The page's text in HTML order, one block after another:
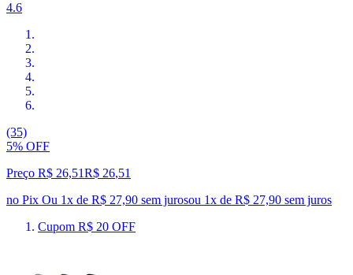
4.6
(35)
5% OFF
Preço R$ 26,51R$ 26,51
no Pix Ou 1x de R$ 27,90 sem jurosou 1x de R$ 27,90 sem juros
Cupom R$ 20 OFF